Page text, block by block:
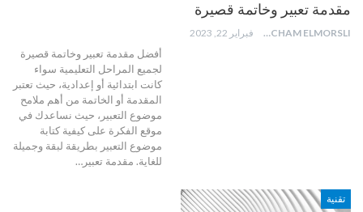
مقدمة تعبير وخاتمة قصيرة
HICHAM ELMORSLI فبراير 22, 2023
أفضل مقدمة تعبير وخاتمة قصيرة
لجميع المراحل التعليمية سواء
كانت ابتدائية أو إعدادية، حيث تعتبر
المقدمة أو الخاتمة من أهم ملامح
موضوع التعبير، حيث نساعدك في
موقع الفكرة على كيفية كتابة
موضوع التعبير بطريقة لبقة وجميلة
للغاية. مقدمة تعبير…
تقنية